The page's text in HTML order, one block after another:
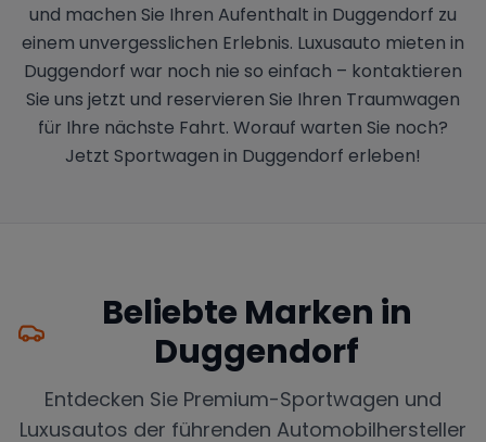
und machen Sie Ihren Aufenthalt in Duggendorf zu
einem unvergesslichen Erlebnis. Luxusauto mieten in
Duggendorf war noch nie so einfach – kontaktieren
Sie uns jetzt und reservieren Sie Ihren Traumwagen
für Ihre nächste Fahrt. Worauf warten Sie noch?
Jetzt Sportwagen in Duggendorf erleben!
Beliebte Marken in
Duggendorf
Entdecken Sie Premium-Sportwagen und
Luxusautos der führenden Automobilhersteller